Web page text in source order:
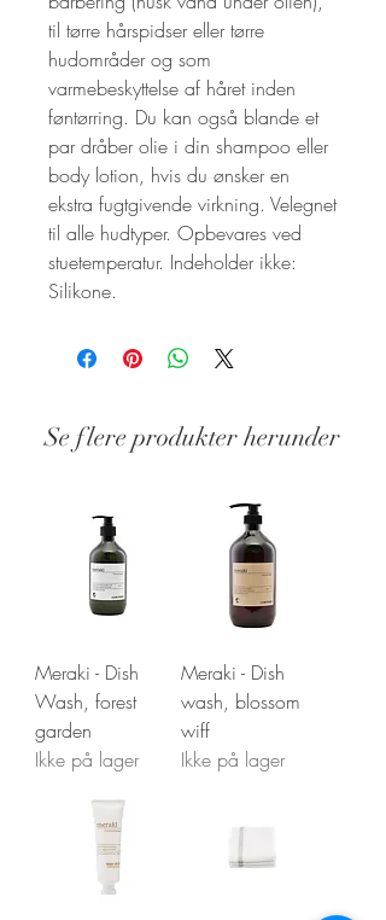
til tørre hårspidser eller tørre
hudområder og som
varmebeskyttelse af håret inden
føntørring. Du kan også blande et
par dråber olie i din shampoo eller
body lotion, hvis du ønsker en
ekstra fugtgivende virkning. Velegnet
til alle hudtyper. Opbevares ved
stuetemperatur. Indeholder ikke:
Silikone.
Se flere produkter herunder
Stand: Ny
Meraki - Dish
Wash, forest
garden
Ikke på lager
Meraki - Dish
wash, blossom
wiff
Ikke på lager